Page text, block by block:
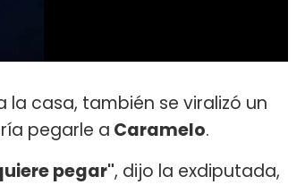
la casa, también se viralizó un
pegarle a Caramelo.
pegar", dijo la exdiputada,